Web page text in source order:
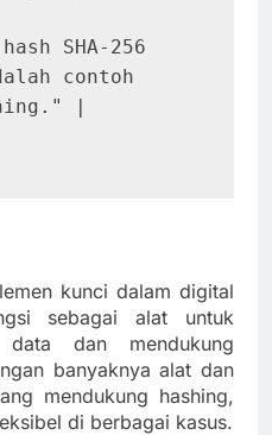
SHA-256
contoh
|
kunci dalam digital
sebagai alat untuk
data dan mendukung
banyaknya alat dan
mendukung hashing,
di berbagai kasus.